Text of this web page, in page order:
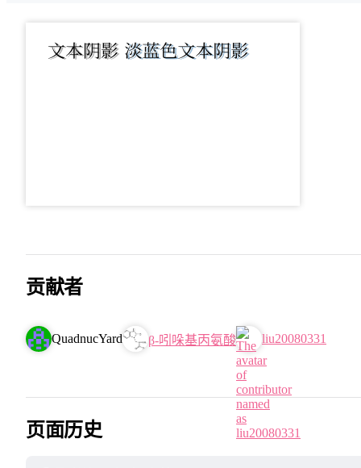
贡献者
QuadnucYard β-吲哚基丙氨酸 liu20080331
页面历史